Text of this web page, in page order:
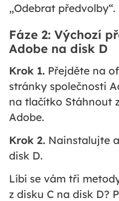
„Odebrat předvolby“.
Fáze 2: Výchozí
Adobe na disk D
Krok 1.Přejděte na
stránky společnosti
na tlačítko Stáhnout
Adobe.
Krok 2.Nainstalujte
disk D.
Líbí se vám tři
z disku C na disk D?